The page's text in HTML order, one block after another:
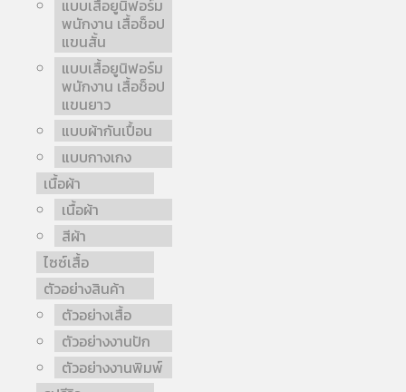
แบบเสื้อยูนิฟอร์ม
พนักงาน เสื้อช็อป
แขนสั้น
แบบเสื้อยูนิฟอร์ม
พนักงาน เสื้อช็อป
แขนยาว
แบบผ้ากันเปื้อน
แบบกางเกง
เนื้อผ้า
เนื้อผ้า
สีผ้า
ไซซ์เสื้อ
ตัวอย่างสินค้า
ตัวอย่างเสื้อ
ตัวอย่างงานปัก
ตัวอย่างงานพิมพ์